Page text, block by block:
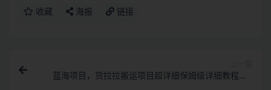
收藏 海报 链接
蓝海项目，货拉拉搬运项目超详细保姆级详细教程（6